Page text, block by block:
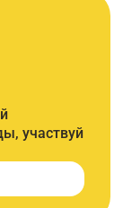
участвуй